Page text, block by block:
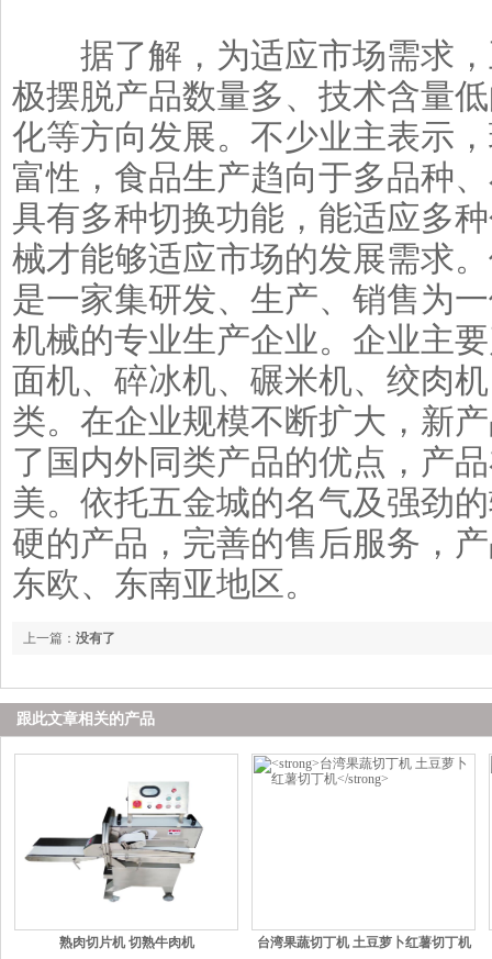
据了解，为适应市场需求，
极摆脱产品数量多、技术含量
化等方向发展。不少业主表示
富性，食品生产趋向于多品种
具有多种切换功能，能适应多
械才能够适应市场的发展需求
是一家集研发、生产、销售为
机械的专业生产企业。企业主
面机、碎冰机、碾米机、绞肉
类。在企业规模不断扩大，新
了国内外同类产品的优点，产
美。依托五金城的名气及强劲
硬的产品，完善的售后服务，
东欧、东南亚地区。
上一篇： 没有了
跟此文章相关的产品
熟肉切片机 切熟牛肉机 台湾果蔬切丁机 土豆萝卜红薯切丁机